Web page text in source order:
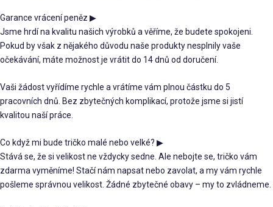
Garance vrácení peněz ▶
Jsme hrdí na kvalitu našich výrobků a věříme, že budete spokojeni.
Pokud by však z nějakého důvodu naše produkty nesplnily vaše
očekávání, máte možnost je vrátit do 14 dnů od doručení.
Vaši žádost vyřídíme rychle a vrátíme vám plnou částku do 5
pracovních dnů. Bez zbytečných komplikací, protože jsme si jistí
kvalitou naší práce.
Co když mi bude tričko malé nebo velké? ▶
Stává se, že si velikost ne vždycky sedne. Ale nebojte se, tričko vám
zdarma vyměníme! Stačí nám napsat nebo zavolat, a my vám rychle
pošleme správnou velikost. Žádné zbytečné obavy – my to zvládneme.